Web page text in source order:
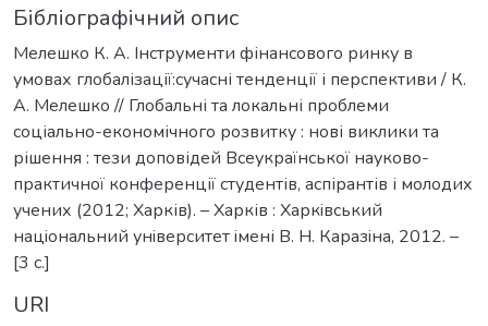
Бібліографічний опис
Мелешко К. А. Інструменти фінансового ринку в
умовах глобалізації:сучасні тенденції і перспективи / К.
А. Мелешко // Глобальні та локальні проблеми
соціально-економічного розвитку : нові виклики та
рішення : тези доповідей Всеукраїнської науково-
практичної конференції студентів, аспірантів і молодих
учених (2012; Харків). – Харків : Харкiвський
нацiональний унiверситет iмені В. Н. Каразiна, 2012. –
[3 c.]
URI